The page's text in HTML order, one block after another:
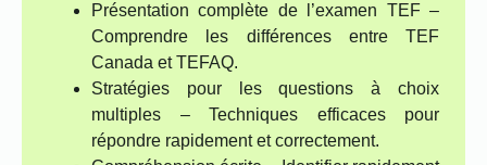
Présentation complète de l’examen TEF –
Comprendre les différences entre TEF
Canada et TEFAQ.
Stratégies pour les questions à choix
multiples – Techniques efficaces pour
répondre rapidement et correctement.